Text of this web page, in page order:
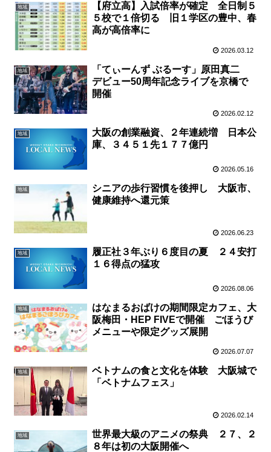
地域
【府立高】入試倍率が確定 全日制５
５校で１倍切る 旧１学区の豊中、春
高が高倍率に
2026.03.12
地域
「てぃーんず ぶるーす」原田真二
デビュー50周年記念ライブを京橋で
開催
2026.02.12
地域
大阪の創業融資、２年連続増 日本公
庫、３４５１先１７７億円
2026.05.16
地域
シニアの歩行習慣を後押し 大阪市、
健康維持へ還元策
2026.06.23
地域
履正社３年ぶり６度目の夏 ２４安打
１６得点の猛攻
2026.08.06
地域
はなまるおばけの期間限定カフェ、大
阪梅田・HEP FIVEで開催 ごほうび
メニューや限定グッズ展開
2026.07.07
地域
ベトナムの食と文化を体験 大阪城で
「ベトナムフェス」
2026.02.14
地域
世界最大級のアニメの祭典 ２７、２
８年は初の大阪開催へ